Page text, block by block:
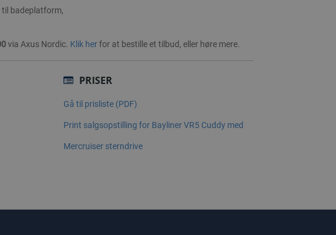
badeplatform,
via Axus Nordic. Klik herfor at bestille et tilbud, eller høre mere.
PRISER
Gå til prisliste (PDF)
Print salgsopstilling for Bayliner VR5 Cuddy med
Mercruiser sterndrive